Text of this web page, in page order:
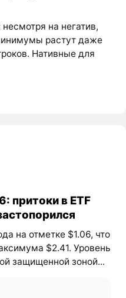
на негатив,
растут даже
Нативные для
притоки в ETF
на отметке $1.06, что
$2.41. Уровень
защищенной зоной...